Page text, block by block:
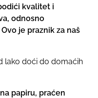
kvalitet i
odnosno
je praznik za naš
lako doći do domaćih
papiru, praćen